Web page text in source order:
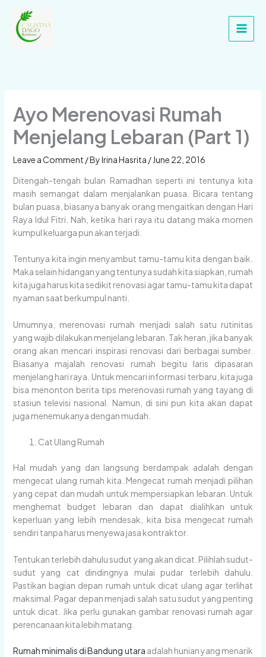
content
Ayo Merenovasi Rumah
Menjelang Lebaran (Part 1)
Leave a Comment / ByIrina Hasrita /June 22, 2016
Ditengah-tengah bulan Ramadhan seperti ini tentunya kita
masih semangat dalam menjalankan puasa. Bicara tentang
bulan puasa, biasanya banyak orang mengaitkan dengan Hari
Raya Idul Fitri. Nah, ketika hari raya itu datang maka momen
kumpul keluarga pun akan terjadi.
Tentunya kita ingin menyambut tamu-tamu kita dengan baik.
Maka selain hidangan yang tentunya sudah kita siapkan, rumah
kita juga harus kita sedikit renovasi agar tamu-tamu kita dapat
nyaman saat berkumpul nanti.
Umumnya, merenovasi rumah menjadi salah satu rutinitas
yang wajib dilakukan menjelang lebaran. Tak heran, jika banyak
orang akan mencari inspirasi renovasi dari berbagai sumber.
Biasanya majalah renovasi rumah begitu laris dipasaran
menjelang hari raya. Untuk mencari informasi terbaru, kita juga
bisa menonton berita tips merenovasi rumah yang tayang di
stasiun televisi nasional. Namun, di sini pun kita akan dapat
juga menemukanya dengan mudah.
Cat Ulang Rumah
Hal mudah yang dan langsung berdampak adalah dengan
mengecat ulang rumah kita. Mengecat rumah menjadi pilihan
yang cepat dan mudah untuk mempersiapkan lebaran. Untuk
menghemat budget lebaran dan dapat dialihkan untuk
keperluan yang lebih mendesak, kita bisa mengecat rumah
sendiri tanpa harus menyewa jasa kontraktor.
Tentukan terlebih dahulu sudut yang akan dicat. Pilihlah sudut-
sudut yang cat dindingnya mulai pudar terlebih dahulu.
Pastikan bagian depan rumah untuk dicat ulang agar terlihat
maksimal. Pagar depan menjadi salah satu sudut yang penting
untuk dicat. Jika perlu gunakan gambar renovasi rumah agar
perencanaan kita lebih matang.
Rumah minimalis di Bandung utara adalah hunian yang menarik